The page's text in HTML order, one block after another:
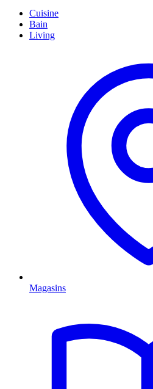
Cuisine
Bain
Living
Magasins